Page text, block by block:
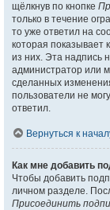
щёлкнув по кнопке
только в течение
то уже ответил на
которая показывает
из них. Эта надпись
администратор или
сделанных
пользователи не
ответил.
Вернуться к
Как мне добавить
Чтобы добавить
личном разделе.
Присоединить